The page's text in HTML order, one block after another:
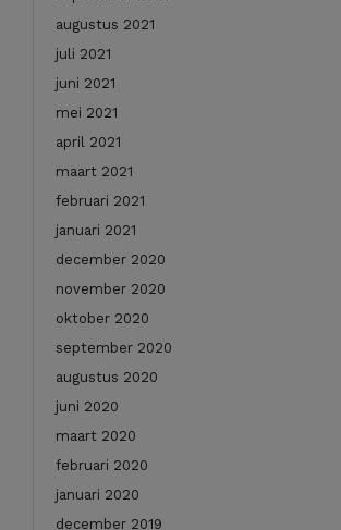
augustus 2021
juli 2021
juni 2021
mei 2021
april 2021
maart 2021
februari 2021
januari 2021
december 2020
november 2020
oktober 2020
september 2020
augustus 2020
juni 2020
maart 2020
februari 2020
januari 2020
december 2019